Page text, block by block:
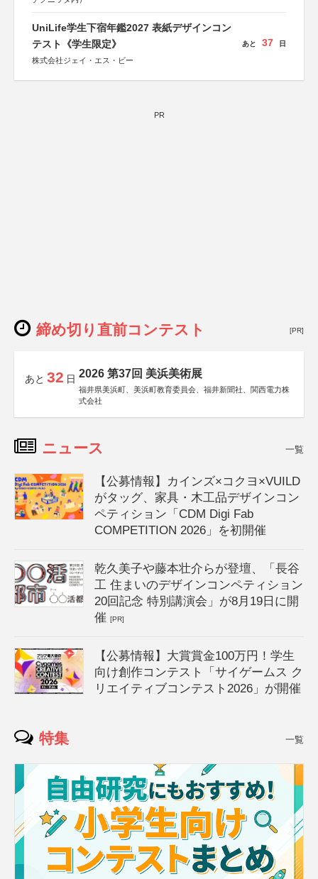
UniLife学生下宿年鑑2027 表紙デザインコン
テスト《学生限定》
株式会社ジェイ・エス・ビー
あと 37 日
PR
締め切り直前コンテスト [PR]
あと 32 日 2026 第37回 美浜美術展
福井県美浜町、美浜町教育委員会、福井新聞社、関西電力株
式会社
ニュース 一覧
【公募情報】カインズ×コクヨ×VUILD
がタッグ、家具・木工品デザインコン
ペティション「CDM Digi Fab
COMPETITION 2026」を初開催
乾久美子や藤本壮介らが登壇、「長谷
工 住まいのデザインコンペティション
20回記念 特別講演会」が8月19日に開
催[PR]
【公募情報】大賞賞金100万円！学生
向け創作コンテスト「サイゲームス ク
リエイティブコンテスト2026」が開催
特集 一覧